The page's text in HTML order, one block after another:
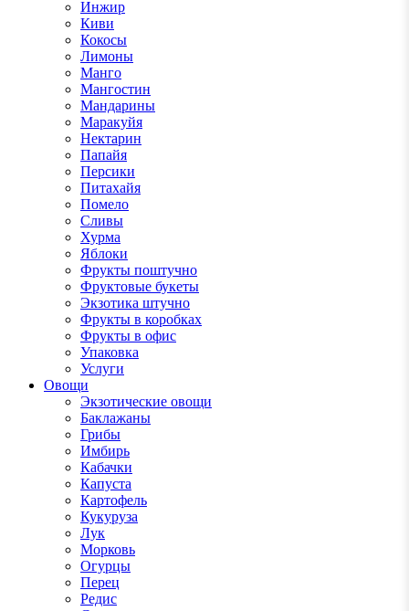
Инжир
Киви
Кокосы
Лимоны
Манго
Мангостин
Мандарины
Маракуйя
Нектарин
Папайя
Персики
Питахайя
Помело
Сливы
Хурма
Яблоки
Фрукты поштучно
Фруктовые букеты
Экзотика штучно
Фрукты в коробках
Фрукты в офис
Упаковка
Услуги
Овощи
Экзотические овощи
Баклажаны
Грибы
Имбирь
Кабачки
Капуста
Картофель
Кукуруза
Лук
Морковь
Огурцы
Перец
Редис